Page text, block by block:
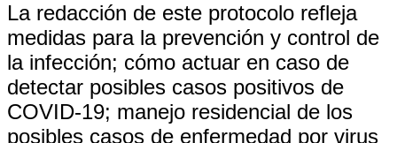
La redacción de este protocolo refleja
medidas para la prevención y control de
la infección; cómo actuar en caso de
detectar posibles casos positivos de
COVID-19; manejo residencial de los
posibles casos de enfermedad por virus